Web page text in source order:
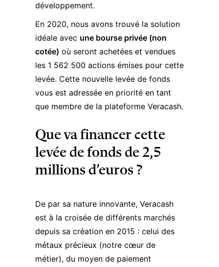
développement.
En 2020, nous avons trouvé la solution
idéale avec une bourse privée (non
cotée) où seront achetées et vendues
les 1 562 500 actions émises pour cette
levée. Cette nouvelle levée de fonds
vous est adressée en priorité en tant
que membre de la plateforme Veracash.
Que va financer cette
levée de fonds de 2,5
millions d’euros ?
De par sa nature innovante, Veracash
est à la croisée de différents marchés
depuis sa création en 2015 : celui des
métaux précieux (notre cœur de
métier), du moyen de paiement